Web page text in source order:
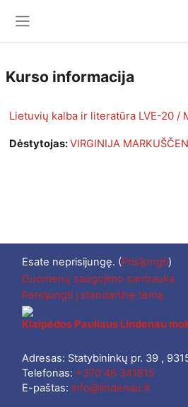
Kurso informacija
Lietuvių kalba ir literatūra LVE-20 /
Dėstytojas:VIRGINIJA
Esate neprisijungę. (Prisijungti)
Duomenų saugojimo santrauka
Persijungti į standartinę temą
Klaipėdos Pauliaus Lindenau
Adresas: Statybininkų pr. 39 ,
Telefonas: +370 46 341815
E-paštas: info@lindenau.lt